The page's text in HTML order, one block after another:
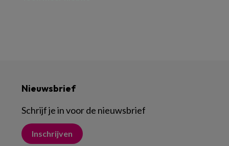
Nieuwsbrief
Schrijf je in voor de nieuwsbrief
Inschrijven